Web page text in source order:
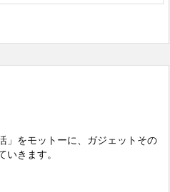
」をモットーに、ガジェットその
きます。